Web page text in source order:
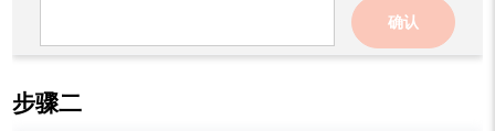
确认
步骤二